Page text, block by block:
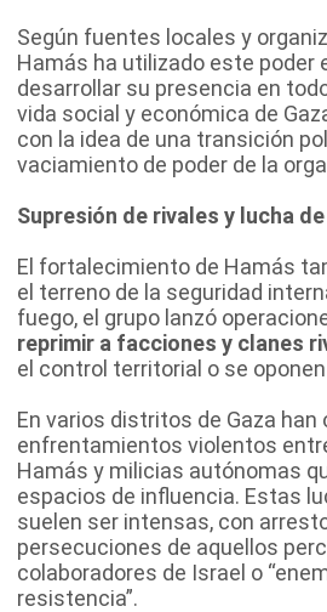
Según fuentes locales y
Hamás ha utilizado este poder
desarrollar su presencia en
vida social y económica de
con la idea de una transición
vaciamiento de poder de la
Supresión de rivales y lucha
El fortalecimiento de Hamás
el terreno de la seguridad
fuego, el grupo lanzó
reprimir a facciones y clanes
el control territorial o se
En varios distritos de Gaza han
enfrentamientos violentos
Hamás y milicias autónomas
espacios de influencia. Estas
suelen ser intensas, con
persecuciones de aquellos
colaboradores de Israel o
resistencia”.